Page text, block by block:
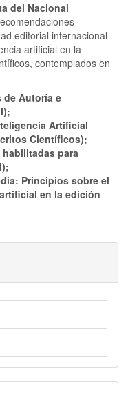
del Nacional
editorial internacional
artificial en la
contemplados en
de Autoría e
Artificial
Científicos);
habilitadas para
Principios sobre el
en la edición